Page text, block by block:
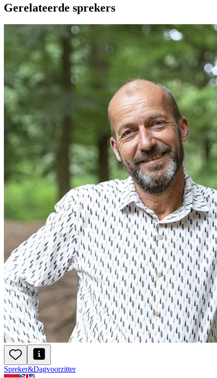
Gerelateerde sprekers
Spreker&Dagvoorzitter